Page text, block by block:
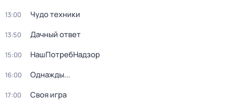
13:00 Чудо техники
13:50 Дачный ответ
15:00 НашПотребНадзор
16:00 Однажды...
17:00 Своя игра